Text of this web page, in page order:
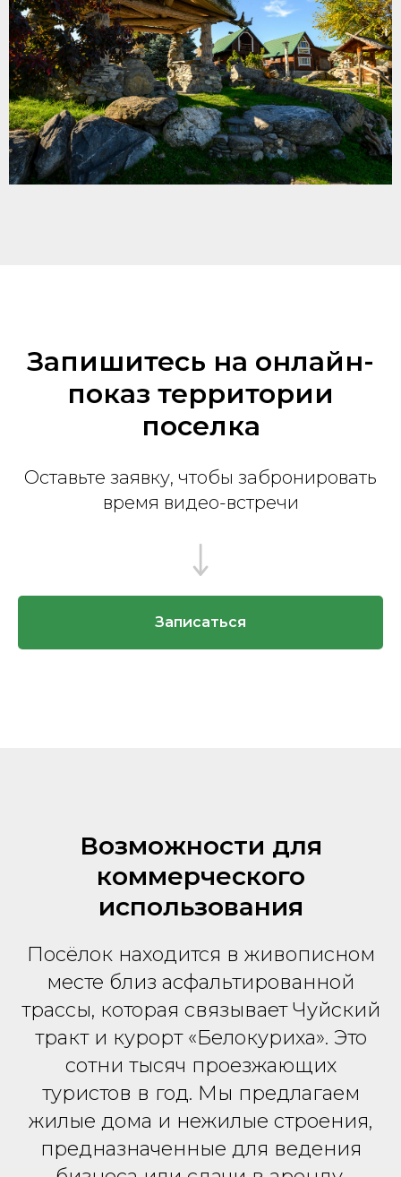
Запишитесь на онлайн-
показ территории
поселка
Оставьте заявку, чтобы забронировать
время видео-встречи
Записаться
Возможности для
коммерческого
использования
Посёлок находится в живописном
месте близ асфальтированной
трассы, которая связывает Чуйский
тракт и курорт «Белокуриха». Это
сотни тысяч проезжающих
туристов в год. Мы предлагаем
жилые дома и нежилые строения,
предназначенные для ведения